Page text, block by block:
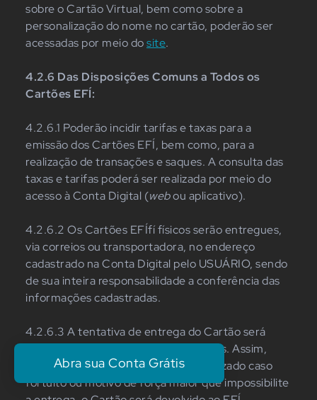
sobre o Cartão Virtual, bem como sobre a
personalização do nome no cartão, poderão ser
acessadas por meio dosite.
4.2.6 Das Disposições Comuns a Todos os
Cartões EFÍ:
4.2.6.1 Poderão incidir tarifas e taxas para a
emissão dos Cartões EFÍ, bem como, para a
realização de transações e saques. A consulta das
taxas e tarifas poderá ser realizada por meio do
acesso à Conta Digital (webou aplicativo).
4.2.6.2 Os Cartões EFÍfí físicos serão entregues,
via correios ou transportadora, no endereço
cadastrado na Conta Digital pelo USUÁRIO, sendo
de sua inteira responsabilidade a conferência das
informações cadastradas.
4.2.6.3 A tentativa de entrega do Cartão será
realizada por no máximo 3 (três) vezes. Assim,
após a terceira tentativa, ou caracterizado caso
fortuito ou motivo de força maior que impossibilite
Abra sua Conta Grátis